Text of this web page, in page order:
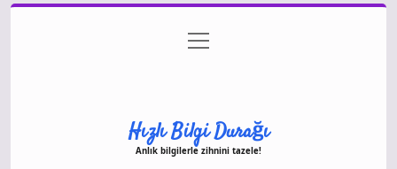
Gizlilik Politikası
menüyü
aç
Hızlı Bilgi Durağı
Anlık bilgilerle zihnini tazele!